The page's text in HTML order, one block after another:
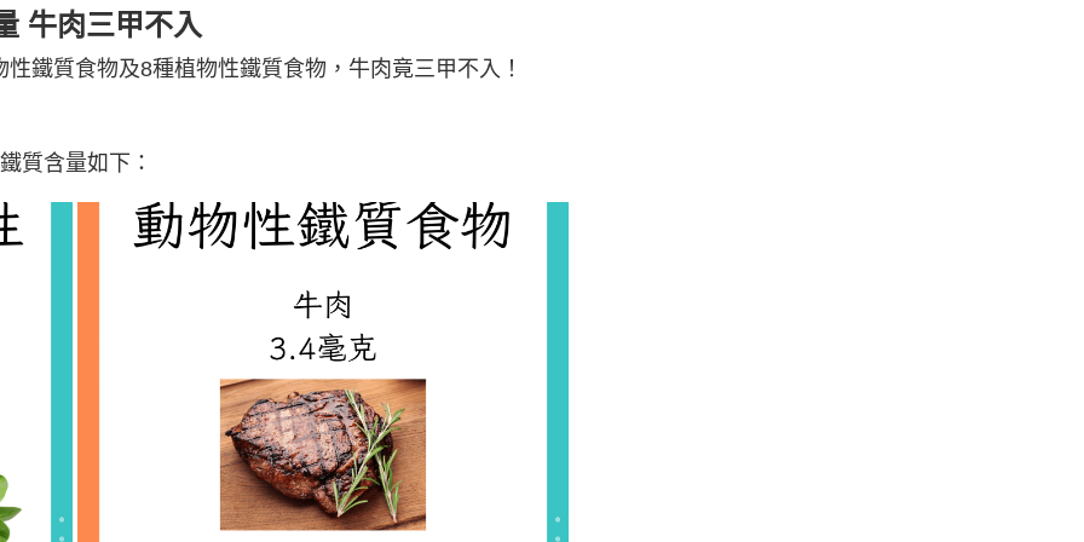
牛肉三甲不入
鐵質食物及8種植物性鐵質食物，牛肉竟三甲不入！
質含量如下：